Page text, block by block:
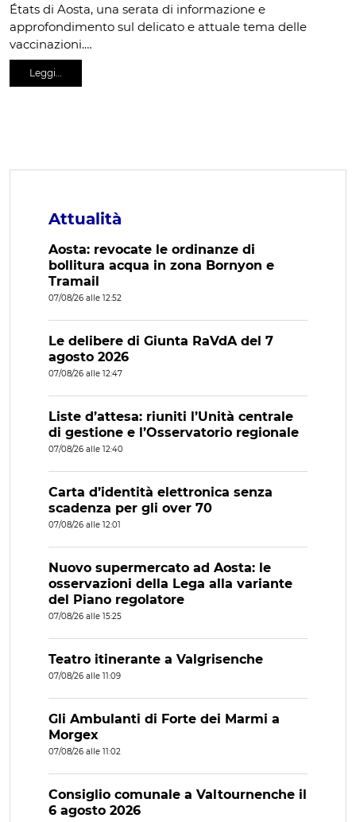
États di Aosta, una serata di informazione e
approfondimento sul delicato e attuale tema delle
vaccinazioni.…
Leggi…
Attualità
Aosta: revocate le ordinanze di
bollitura acqua in zona Bornyon e
Tramail
07/08/26 alle 12:52
Le delibere di Giunta RaVdA del 7
agosto 2026
07/08/26 alle 12:47
Liste d’attesa: riuniti l’Unità centrale
di gestione e l’Osservatorio regionale
07/08/26 alle 12:40
Carta d’identità elettronica senza
scadenza per gli over 70
07/08/26 alle 12:01
Nuovo supermercato ad Aosta: le
osservazioni della Lega alla variante
del Piano regolatore
07/08/26 alle 15:25
Teatro itinerante a Valgrisenche
07/08/26 alle 11:09
Gli Ambulanti di Forte dei Marmi a
Morgex
07/08/26 alle 11:02
Consiglio comunale a Valtournenche il
6 agosto 2026